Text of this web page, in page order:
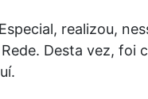
realizou,
Desta vez, foi